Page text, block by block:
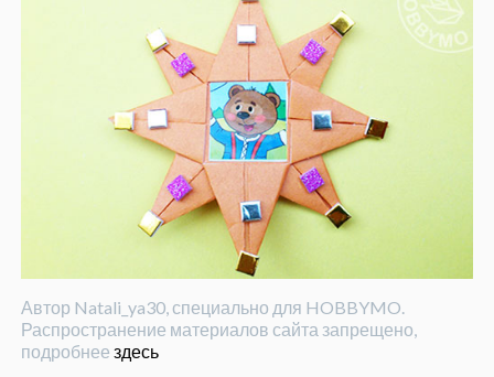
Автор Natali_ya30, специально для HOBBYMO.
Распространение материалов сайта запрещено,
подробнее здесь